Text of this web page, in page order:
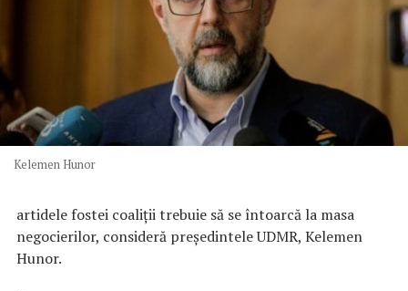
Kelemen Hunor
artidele fostei coaliţii trebuie să se întoarcă la masa
negocierilor, consideră preşedintele UDMR, Kelemen
Hunor.